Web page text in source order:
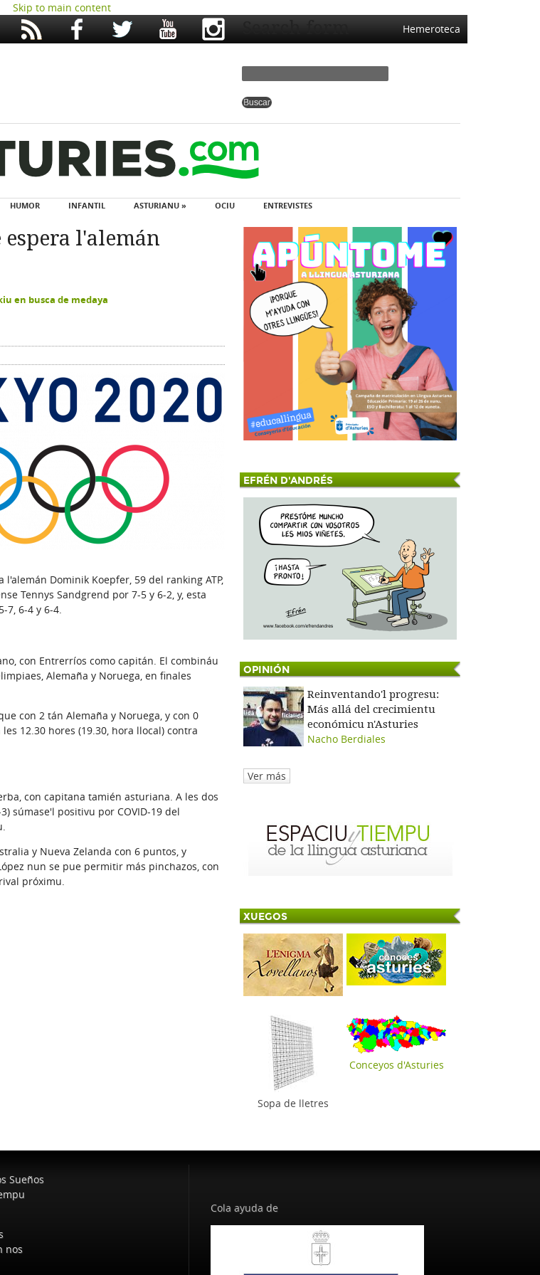
Skip to main content
Hemeroteca
Search form
HUMOR INFANTIL ASTURIANU » OCIU ENTREVISTES
l'alemán
en busca de medaya
Dominik Koepfer, 59 del ranking ATP,
Tennys Sandgrend por 7-5 y 6-2, y, esta
6-4 y 6-4.
con Entrerríos como capitán. El combináu
Alemaña y Noruega, en finales
con 2 tán Alemaña y Noruega, y con 0
12.30 hores (19.30, hora llocal) contra
con capitana tamién asturiana. A les dos
súmase'l positivu por COVID-19 del
y Nueva Zelanda con 6 puntos, y
nun se pue permitir más pinchazos, con
próximu.
EFRÉN D'ANDRÉS
OPINIÓN
Reinventando'l progresu:
Más allá del crecimientu
económicu n'Asturies
Nacho Berdiales
Ver más
XUEGOS
Sopa de lletres
Conceyos d'Asturies
Sueños
nos
Cola ayuda de